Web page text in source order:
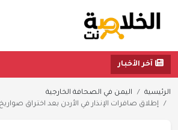
آخر الأخبار
الرئيسية
اليمن في الصحافة الخارجية
إطلاق صافرات الإنذار في الأردن بعد اختراق